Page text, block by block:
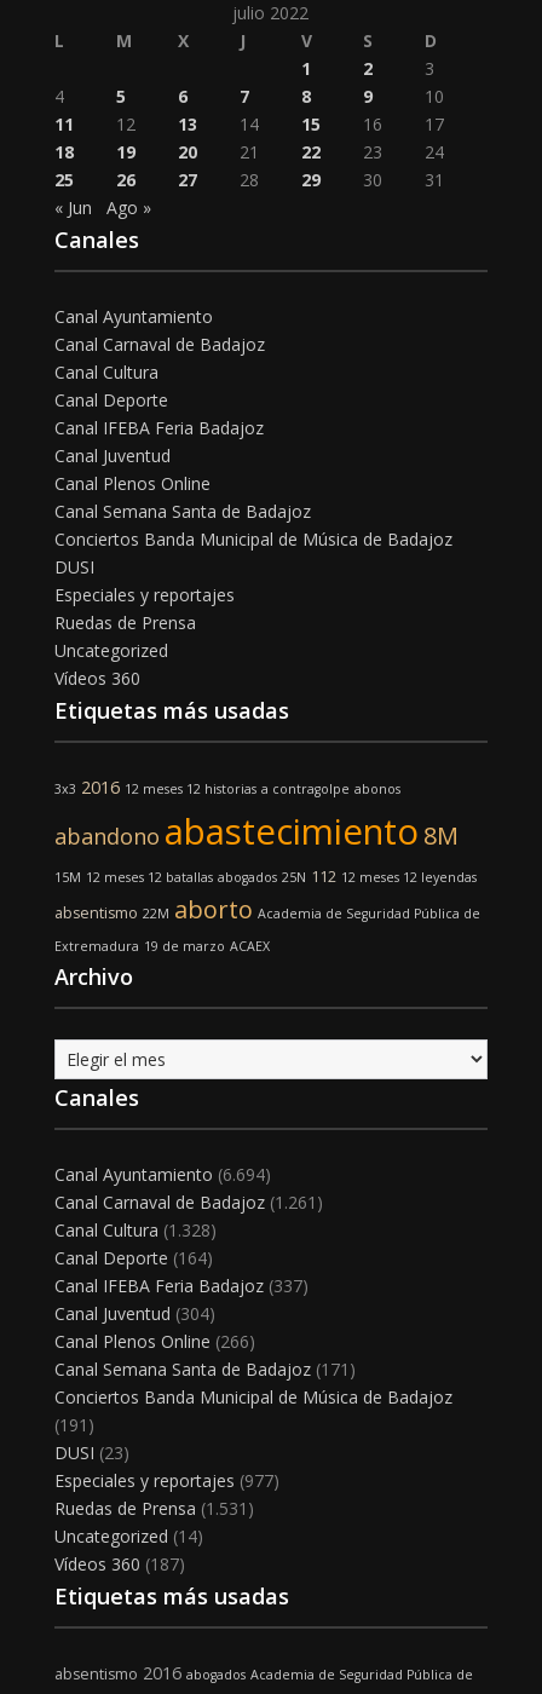
julio 2022
L
M X J V S
D
1
2
3
4
5 6 7 8 9
10
11
12 13 14 15 16
17
18
19 20 21 22 23
24
25
26 27 28 29 30
31
« Jun
Ago »
Canales
Canal Ayuntamiento
Canal Carnaval de Badajoz
Canal Cultura
Canal Deporte
Canal IFEBA Feria Badajoz
Canal Juventud
Canal Plenos Online
Canal Semana Santa de Badajoz
Conciertos Banda Municipal de Música de Badajoz
DUSI
Especiales y reportajes
Ruedas de Prensa
Uncategorized
Vídeos 360
Etiquetas más usadas
3x3 2016 12 meses 12 historias a contragolpe abonos
abandono abastecimiento 8M
15M 12 meses 12 batallas abogados 25N 112 12 meses 12 leyendas
absentismo 22M aborto Academia de Seguridad Pública de
Extremadura 19 de marzo ACAEX
Archivo
Archivo
Canales
Canal Ayuntamiento (6.694)
Canal Carnaval de Badajoz(1.261)
Canal Cultura (1.328)
Canal Deporte (164)
Canal IFEBA Feria Badajoz(337)
Canal Juventud (304)
Canal Plenos Online (266)
Canal Semana Santa de Badajoz(171)
Conciertos Banda Municipal de Música de Badajoz
(191)
DUSI (23)
Especiales y reportajes (977)
Ruedas de Prensa (1.531)
Uncategorized (14)
Vídeos 360 (187)
Etiquetas más usadas
absentismo 2016 abogados Academia de Seguridad Pública de